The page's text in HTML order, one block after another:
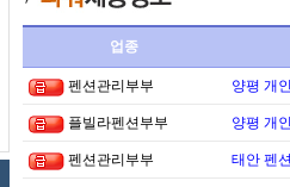
업종
펜션관리부부 양평 개
플빌라펜션부부 양평 개
펜션관리부부 태안 펜